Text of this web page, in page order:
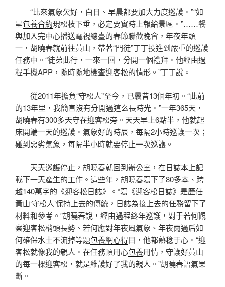
“比來氣象欠好，白日、早晨都要加大力度巡護。”“如
呈包養合約現松枝下垂，必定要實時上報給景區。”……餐
與加入完中心播送電視總臺的春節聯歡晚會，年夜年頭
一，胡曉春就前往黃山，帶著“門徒”丁丁投進到嚴重的巡護
任務中。“徒弟此行，一來一回，分開一個禮拜。他經由過
程手機APP，隨時隨地檢查迎客松的情形。”丁丁說。
從2011年擔負“守松人”至今，已曩昔13個年初。“此前
的13年里，我簡直沒有分開過這么長時光。”一年365天，
胡曉春有300多天守在迎客松旁。天天早上6點半，他就起
床開端一天的巡護。氣象好的時辰，每隔2小時巡護一次；
碰到惡劣氣象，每隔半小時就要停止一次巡護。
天天巡護停止，胡曉春就回到辦公室，在日誌本上記
載下一天產生的工作。這些年，胡曉春寫下了80多本、跨
越140萬字的《迎客松日誌》。“寫《迎客松日誌》是歷任
黃山‘守松人’保持上去的傳統，日誌為接上去的任務留下了
材料和參考。”胡曉春說，經由過程終年巡護，對于若何觀
察迎客松梢頭長勢、若何應對年夜風氣象、年夜雨過后如
何確保水土不流掉等題包養網心得目，他都熟稔于心。“迎
客松就像我的親人。在任務頂用心包養用情，守護好黃山
的每一棵迎客松，就是維護好了我的親人。”胡曉春語氣果
斷。